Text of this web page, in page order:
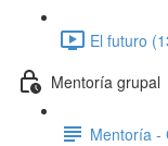
El futuro
Mentoría grupal
Mentoría -